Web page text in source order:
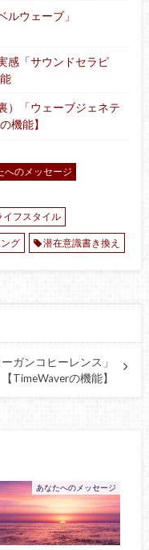
ルウェーブ」
感「サウンドセラピ
）「ウェーブジェネテ
機能】
へのメッセージ
イフスタイル
グ 潜在意識書き換え
ガンコヒーレンス」
【TimeWaverの機能】
あなたへのメッセージ